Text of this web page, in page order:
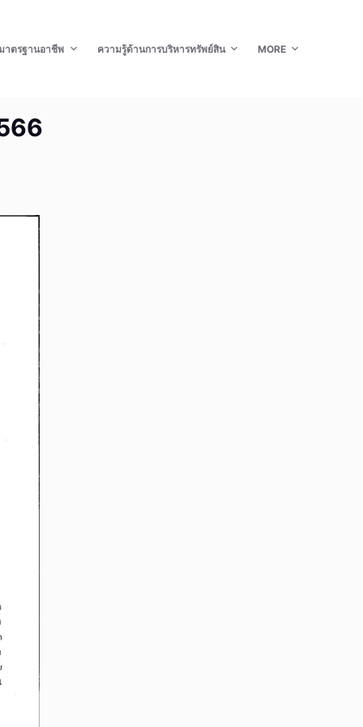
าตรฐานอาชีพ ความรู้ด้านการบริหารทรัพย์สิน MORE